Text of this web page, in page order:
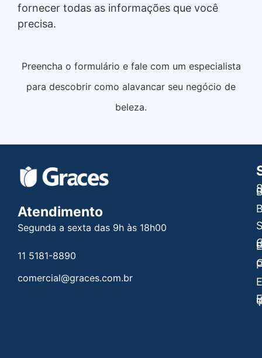
fornecer todas as informações que você
precisa.
Preencha o formulário e fale com um especialista
para descobrir como alavancar seu negócio de
beleza.
Atendimento
Segunda a sexta das 9h às 18h00
11 5181-8890
comercial@graces.com.br